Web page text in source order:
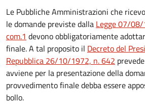
Le Pubbliche Amministrazioni che
le domande previste dalla Legge 07/
com.1 devono obbligatoriamente
finale. A tal proposito il Decreto del
Repubblica 26/10/1972, n. 642
avviene per la presentazione della
provvedimento finale debba essere
bollo.